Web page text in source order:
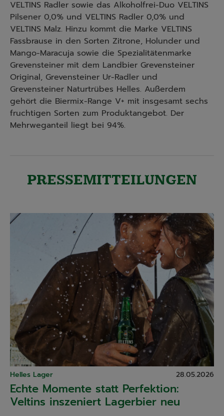
VELTINS Radler sowie das Alkoholfrei-Duo VELTINS
Pilsener 0,0% und VELTINS Radler 0,0% und
VELTINS Malz. Hinzu kommt die Marke VELTINS
Fassbrause in den Sorten Zitrone, Holunder und
Mango-Maracuja sowie die Spezialitätenmarke
Grevensteiner mit dem Landbier Grevensteiner
Original, Grevensteiner Ur-Radler und
Grevensteiner Naturtrübes Helles. Außerdem
gehört die Biermix-Range V+ mit insgesamt sechs
fruchtigen Sorten zum Produktangebot. Der
Mehrweganteil liegt bei 94%.
PRESSEMITTEILUNGEN
Helles Lager 28.05.2026
Echte Momente statt Perfektion:
Veltins inszeniert Lagerbier neu